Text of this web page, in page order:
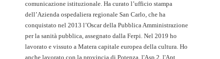
comunicazione istituzionale. Ha curato l’ufficio stampa
dell’Azienda ospedaliera regionale San Carlo, che ha
conquistato nel 2013 l’Oscar della Pubblica Amministrazione
per la sanità pubblica, assegnato dalla Ferpi. Nel 2019 ho
lavorato e vissuto a Matera capitale europea della cultura. Ho
anche lavorato con la provincia di Potenza, l'Asp 2, l'Apt